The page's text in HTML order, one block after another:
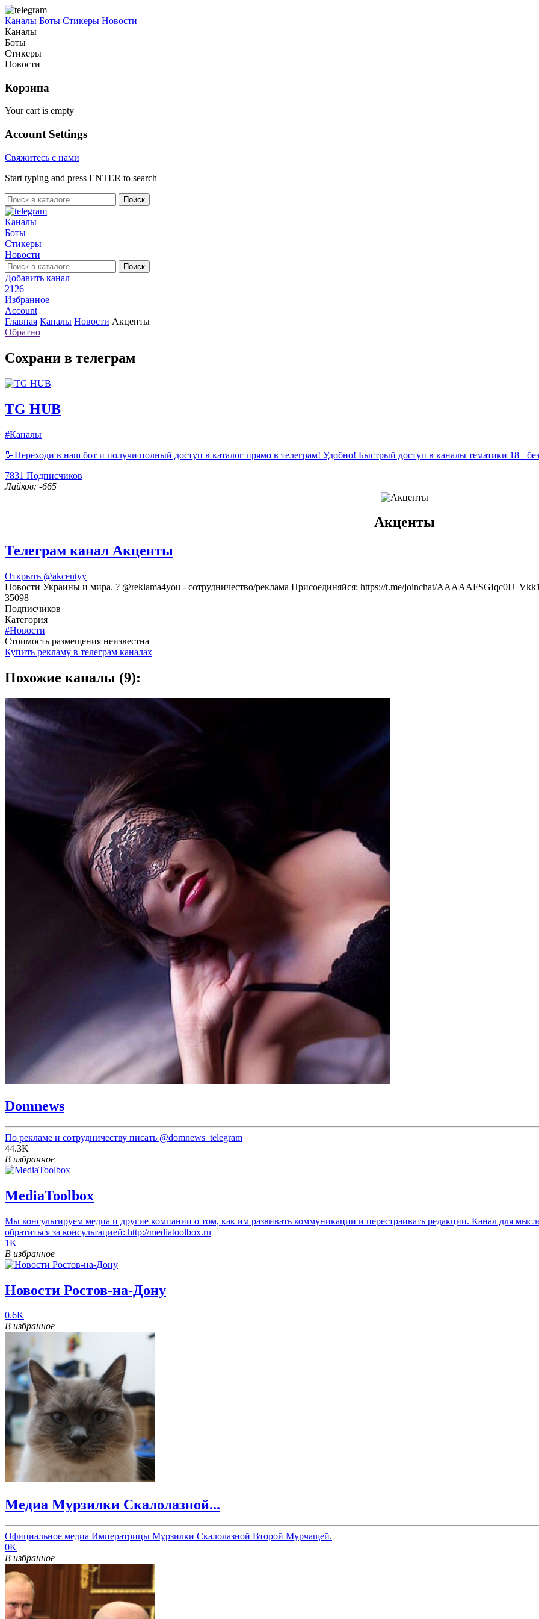
Каналы Боты Стикеры Новости
Каналы
Боты
Стикеры
Новости
Корзина
Your cart is empty
Account Settings
Свяжитесь с нами
Start typing and press ENTER to search
Поиск
Каналы
Боты
Стикеры
Новости
Поиск
Добавить канал
2126
Избранное
Account
Главная Каналы Новости Акценты
Обратно
Сохрани в телеграм
TG HUB
#Каналы
🦾Переходи в наш бот и получи полный доступ в каталог прямо в телеграм! Удобно! Быстрый доступ в каналы тематики 18+
7831 Подписчиков
Лайков: -665
Акценты
Телеграм канал Акценты
Открыть @akcentyy
Новости Украины и мира. ? @reklama4you - сотрудничество/реклама Присоединяйся: https://t.me/joinchat/
35098
Подписчиков
Категория
#Новости
Cтоимость размещения неизвестна
Купить рекламу в телеграм каналах
Похожие каналы (9):
Domnews
По рекламе и сотрудничеству писать @domnews_telegram
44.3K
В избранное
MediaToolbox
Мы консультируем медиа и другие компании о том, как им развивать коммуникации и перестраивать редакции. Канал для
обратиться за консультацией: http://mediatoolbox.ru
1K
В избранное
Новости Ростов-на-Дону
0.6K
В избранное
Медиа Мурзилки Скалолазной...
Официальное медиа Императрицы Мурзилки Скалолазной Второй Мурчащей.
0K
В избранное